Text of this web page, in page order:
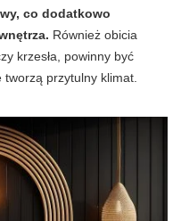
co dodatkowo
Również obicia
krzesła, powinny być
przytulny klimat.